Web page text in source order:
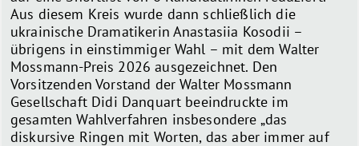
Aus diesem Kreis wurde dann schließlich die
ukrainische Dramatikerin Anastasiia Kosodii –
übrigens in einstimmiger Wahl – mit dem Walter
Mossmann-Preis 2026 ausgezeichnet. Den
Vorsitzenden Vorstand der Walter Mossmann
Gesellschaft Didi Danquart beeindruckte im
gesamten Wahlverfahren insbesondere „das
diskursive Ringen mit Worten, das aber immer auf